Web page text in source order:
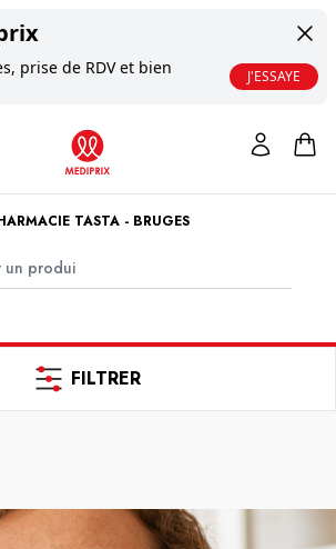
prise de RDV et bien
J'ESSAYE
TASTA - BRUGES
FILTRER